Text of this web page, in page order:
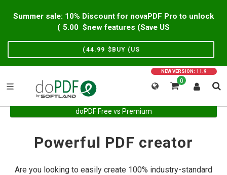
Summer sale: 10% Discount for novaPDF Pro to unlock
new features (Save US$
5.00
)
BUY (US$
44.99
)
NEW VERSION: 11.9
0
doPDF Free vs Premium
Powerful PDF creator
Are you looking to easily create 100% industry-standard